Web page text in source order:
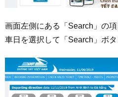
画面左側にある「Search」の
車日を選択して「Search」ボタ